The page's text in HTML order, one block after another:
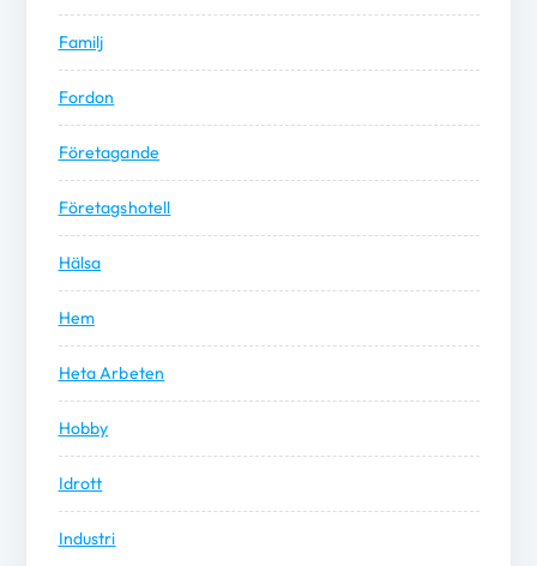
Familj
Fordon
Företagande
Företagshotell
Hälsa
Hem
Heta Arbeten
Hobby
Idrott
Industri